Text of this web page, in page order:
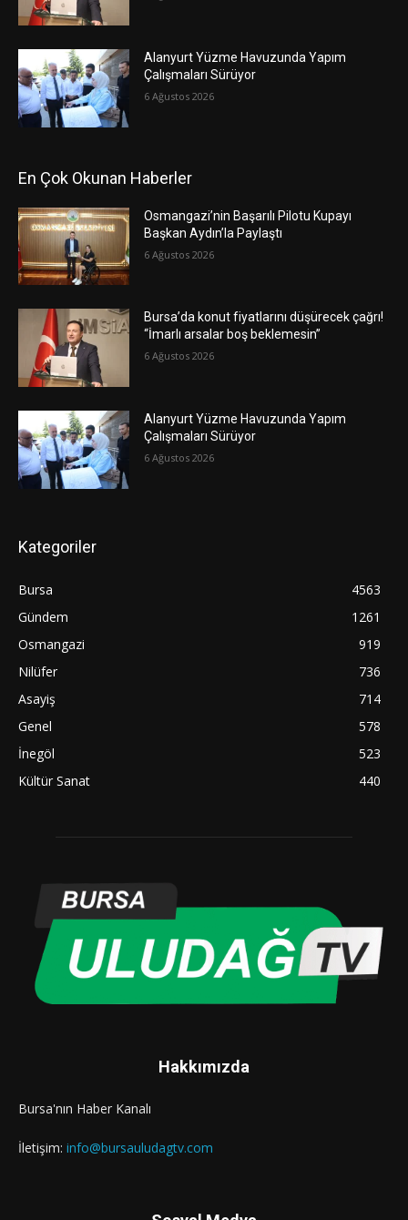
Alanyurt Yüzme Havuzunda Yapım
Çalışmaları Sürüyor
6 Ağustos 2026
En Çok Okunan Haberler
Osmangazi’nin Başarılı Pilotu Kupayı
Başkan Aydın’la Paylaştı
6 Ağustos 2026
Bursa’da konut fiyatlarını düşürecek çağrı!
“İmarlı arsalar boş beklemesin”
6 Ağustos 2026
Alanyurt Yüzme Havuzunda Yapım
Çalışmaları Sürüyor
6 Ağustos 2026
Kategoriler
Bursa
4563
Gündem
1261
Osmangazi
919
Nilüfer
736
Asayiş
714
Genel
578
İnegöl
523
Kültür Sanat
440
Hakkımızda
Bursa'nın Haber Kanalı
İletişim: info@bursauludagtv.com